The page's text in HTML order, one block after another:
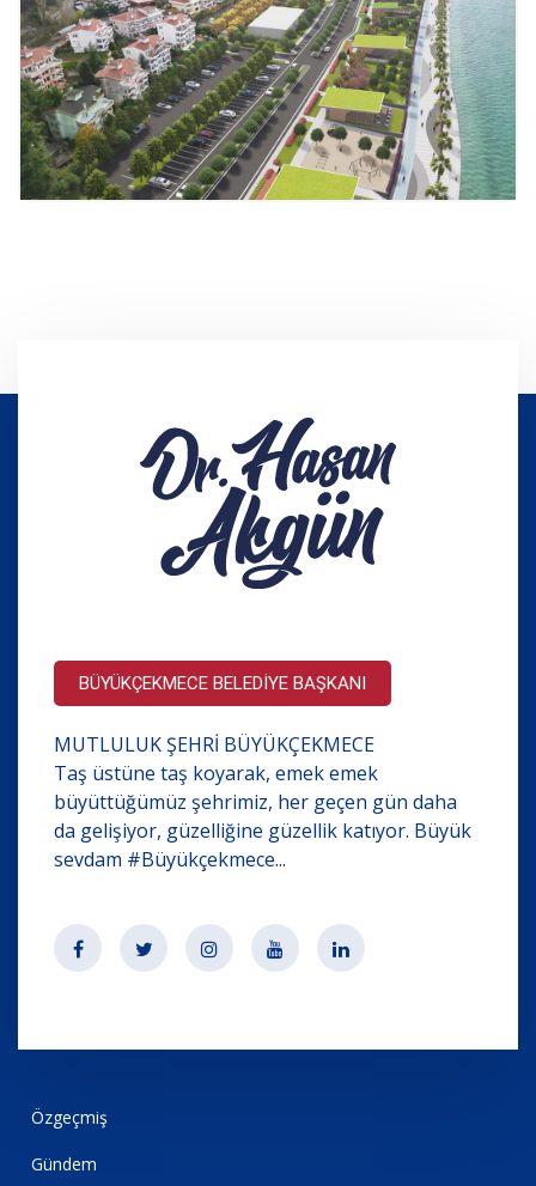
BÜYÜKÇEKMECE BELEDİYE BAŞKANI
MUTLULUK ŞEHRİ BÜYÜKÇEKMECE
Taş üstüne taş koyarak, emek emek
büyüttüğümüz şehrimiz, her geçen gün daha
da gelişiyor, güzelliğine güzellik katıyor. Büyük
sevdam #Büyükçekmece...
Özgeçmiş
Gündem